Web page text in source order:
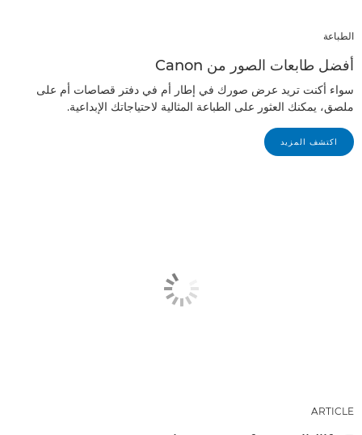
الطباعة
أفضل طابعات الصور من Canon
سواء أكنت تريد عرض صورك في إطار أم في دفتر قصاصات أم على
ملصق، يمكنك العثور على الطباعة المثالية لاحتياجاتك الإبداعية.
اكتشف المزيد
ARTICLE